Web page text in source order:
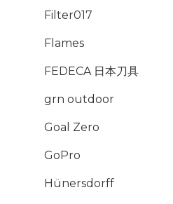
Filter017
Flames
FEDECA 日本刀具
grn outdoor
Goal Zero
GoPro
Hünersdorff